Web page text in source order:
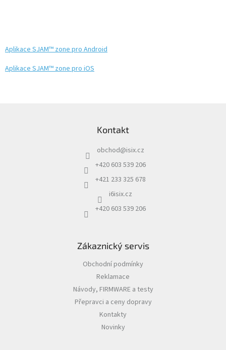
Webkamery
Chytré
Aplikace SJAM™ zone pro Android
Aplikace SJAM™ zone pro iOS
Kontakt
obchod@isix.cz
+420 603 539 206
+421 233 325 678
i6isix.cz
+420 603 539 206
Zákaznický servis
Obchodní podmínky
Reklamace
Návody, FIRMWARE a testy
Přepravci a ceny dopravy
Kontakty
Novinky